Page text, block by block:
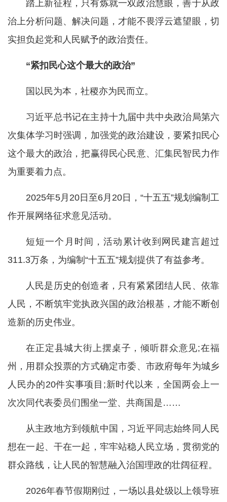
踏上新征程，只有炼就一双政治慧眼，善于从政
治上分析问题、解决问题，才能不畏浮云遮望眼，切
实担负起党和人民赋予的政治责任。
“紧扣民心这个最大的政治”
国以民为本，社稷亦为民而立。
习近平总书记在主持十九届中共中央政治局第六
次集体学习时强调，加强党的政治建设，要紧扣民心
这个最大的政治，把赢得民心民意、汇集民智民力作
为重要着力点。
2025年5月20日至6月20日，“十五五”规划编制工
作开展网络征求意见活动。
短短一个月时间，活动累计收到网民建言超过
311.3万条，为编制“十五五”规划提供了有益参考。
人民是历史的创造者，只有紧紧团结人民、依靠
人民，不断筑牢党执政兴国的政治根基，才能不断创
造新的历史伟业。
在正定县城大街上摆桌子，倾听群众意见;在福
州，用群众投票的方式确定市委、市政府每年为城乡
人民办的20件实事项目;新时代以来，全国两会上一
次次同代表委员们围坐一堂、共商国是……
从主政地方到领航中国，习近平同志始终同人民
想在一起、干在一起，牢牢站稳人民立场，贯彻党的
群众路线，让人民的智慧融入治国理政的壮阔征程。
2026年春节假期刚过，一场以县处级以上领导班